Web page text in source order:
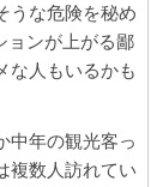
うな危険を秘め
ョンが上がる鄙
な人もいるかも
中年の観光客っ
複数人訪れてい